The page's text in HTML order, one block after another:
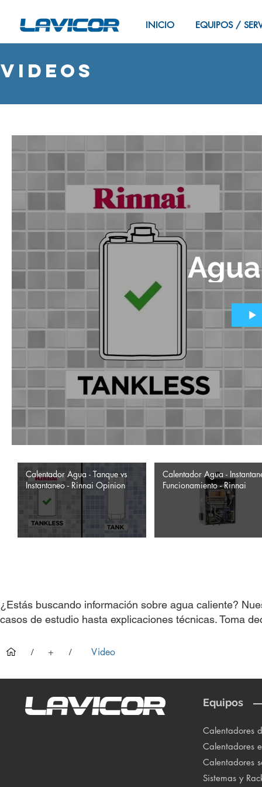
INICIO EQUIPOS /
Videos
Calentador Agua - Tanque vs
Instantaneo - Rinnai Opinion
Calentador Agua -
Funcionamiento - Rinnai
¿Estás buscando información sobre agua caliente?
casos de estudio hasta explicaciones técnicas. Toma
/ + / Video
Equipos
Calentadores
Calentadores
Calentadores
Sistemas y